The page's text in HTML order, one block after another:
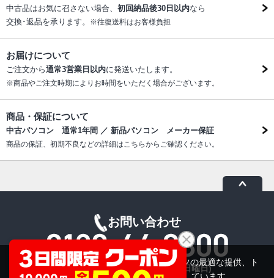
中古品はお気に召さない場合、 初回納品後30日以内なら
交換･返品を承ります。
※往復送料はお客様負担
お届けについて
ご注文から通常3営業日以内に発送いたします。
※商品やご注文時期によりお時間をいただく場合がございます。
商品・保証について
中古パソコン 通常1年間 ／ 新品パソコン メーカー保証
商品の保証、初期不良などの詳細はこちらからご確認ください。
お問い合わせ
受付時間：10:00～19:00(休業:日曜日)
当サイトでは利用体験の向上およびコンテンツの最適な提供、ト